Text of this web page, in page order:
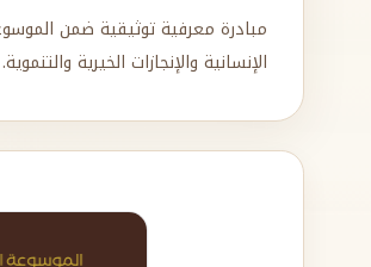
مبادرة معرفية توثيقية ضمن
الإنسانية والإنجازات الخيرية والتنموية.